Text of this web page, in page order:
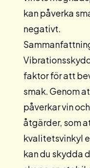
kan påverka
negativt.
faktor för att
smak. Genom
påverkar vin
åtgärder, som
kvalitetsvinkyl
kan du skydda